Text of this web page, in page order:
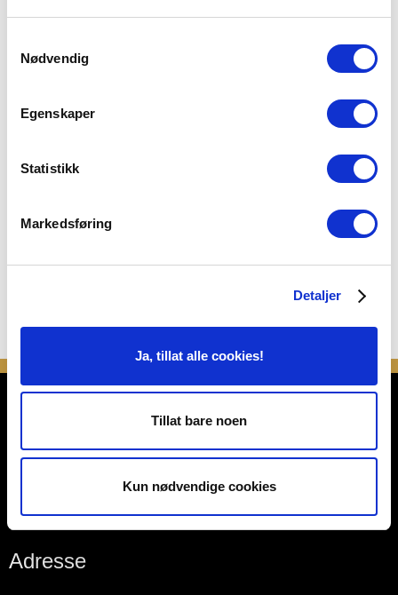
Nødvendig
Egenskaper
Statistikk
Markedsføring
Detaljer
Ja, tillat alle cookies!
Tillat bare noen
Kun nødvendige cookies
Overnatting
Personvernerklæring
Adresse